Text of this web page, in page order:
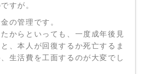
すが。
の管理です。
からといっても、一度成年後見
、本人が回復するか死亡するま
生活費を工面するのが大変でし